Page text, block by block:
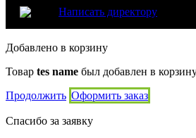
Написать директору
Добавлено в корзину
Товар tes name был добавлен в
Продолжить Оформить заказ
Спасибо за заявку